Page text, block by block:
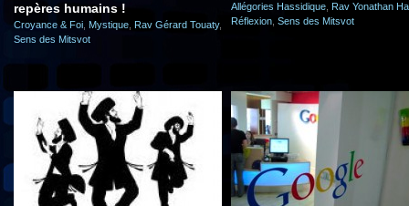
repères humains !
Croyance & Foi Mystique Rav Gérard Touaty,
Sens des Mitsvot
Allégories Hassidique Rav Yonathan
Réflexion Sens des Mitsvot